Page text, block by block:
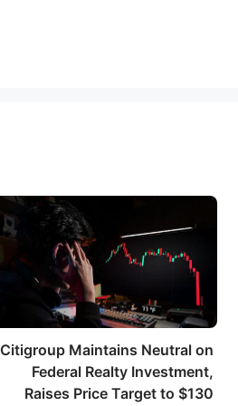
Citigroup Maintains Neutral on
Federal Realty Investment,
Raises Price Target to $130